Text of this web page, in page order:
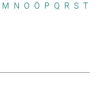
M N O Ö P Q R S T